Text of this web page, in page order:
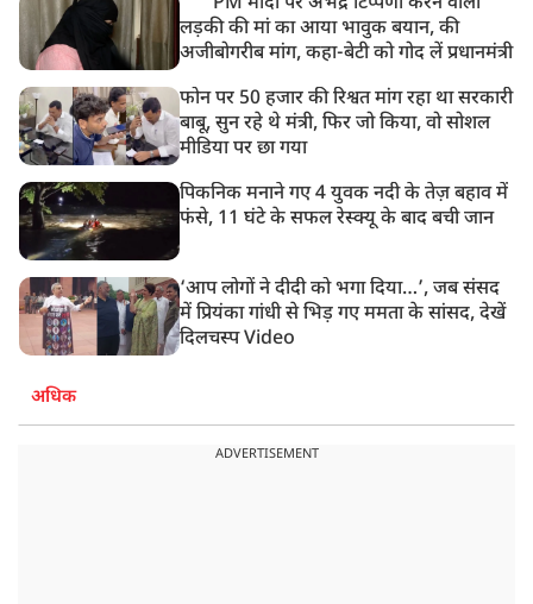
लड़की की मां का आया भावुक बयान, की
अजीबोगरीब मांग, कहा-बेटी को गोद लें प्रधानमंत्री
फोन पर 50 हजार की रिश्वत मांग रहा था सरकारी
बाबू, सुन रहे थे मंत्री, फिर जो किया, वो सोशल
मीडिया पर छा गया
पिकनिक मनाने गए 4 युवक नदी के तेज़ बहाव में
फंसे, 11 घंटे के सफल रेस्क्यू के बाद बची जान
‘आप लोगों ने दीदी को भगा दिया…’, जब संसद
में प्रियंका गांधी से भिड़ गए ममता के सांसद, देखें
दिलचस्प Video
अधिक
ADVERTISEMENT